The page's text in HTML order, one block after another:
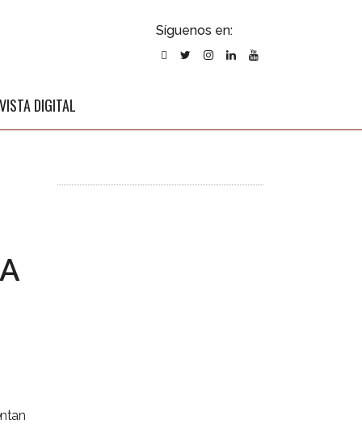
Síguenos en:
DIGITAL